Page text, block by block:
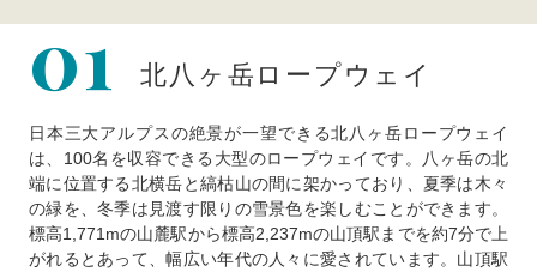
01 北八ヶ岳ロープウェイ
日本三大アルプスの絶景が一望できる北八ヶ岳ロープウェイ
は、100名を収容できる大型のロープウェイです。八ヶ岳の北
端に位置する北横岳と縞枯山の間に架かっており、夏季は木々
の緑を、冬季は見渡す限りの雪景色を楽しむことができます。
標高1,771mの山麓駅から標高2,237mの山頂駅までを約7分で上
がれるとあって、幅広い年代の人々に愛されています。山頂駅